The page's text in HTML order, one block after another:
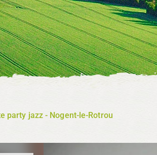
party jazz - Nogent-le-Rotrou